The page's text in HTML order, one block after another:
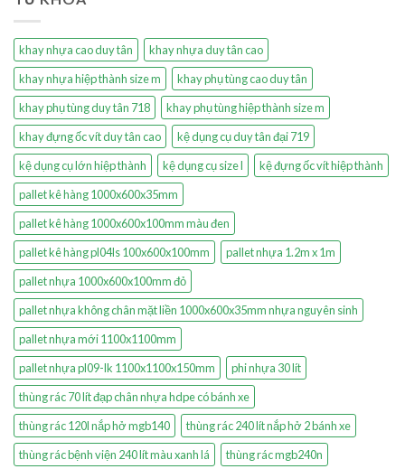
khay nhựa cao duy tân
khay nhựa duy tân cao
khay nhựa hiệp thành size m
khay phụ tùng cao duy tân
khay phụ tùng duy tân 718
khay phụ tùng hiệp thành size m
khay đựng ốc vít duy tân cao
kệ dụng cụ duy tân đại 719
kệ dụng cụ lớn hiệp thành
kệ dụng cụ size l
kệ đựng ốc vít hiệp thành
pallet kê hàng 1000x600x35mm
pallet kê hàng 1000x600x100mm màu đen
pallet kê hàng pl04ls 100x600x100mm
pallet nhựa 1.2m x 1m
pallet nhựa 1000x600x100mm đỏ
pallet nhựa không chân mặt liền 1000x600x35mm nhựa nguyên sinh
pallet nhựa mới 1100x1100mm
pallet nhựa pl09-lk 1100x1100x150mm
phi nhựa 30 lít
thùng rác 70 lít đạp chân nhựa hdpe có bánh xe
thùng rác 120l nắp hở mgb140
thùng rác 240 lít nắp hở 2 bánh xe
thùng rác bệnh viện 240 lít màu xanh lá
thùng rác mgb240n